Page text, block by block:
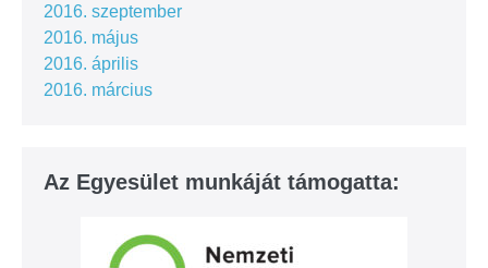
2016. szeptember
2016. május
2016. április
2016. március
Az Egyesület munkáját támogatta: